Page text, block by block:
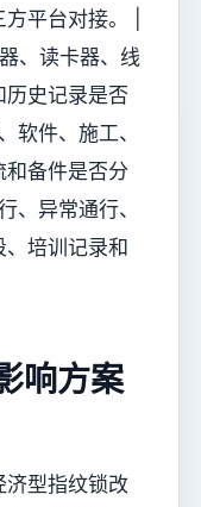
平台对接。 |
、读卡器、线
历史记录是否
软件、施工、
备件是否分
、异常通行、
培训记录和
响方案
济型指纹锁改